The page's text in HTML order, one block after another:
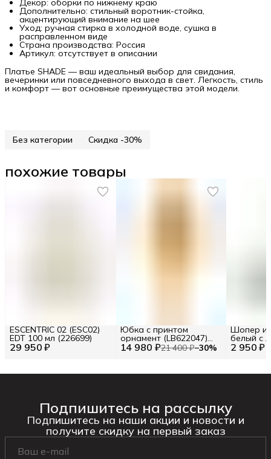
Декор: оборки по нижнему краю
Дополнительно: стильный воротник-стойка,
акцентирующий внимание на шее
Уход: ручная стирка в холодной воде, сушка в
расправленном виде
Страна производства: Россия
Артикул: отсутствует в описании
Платье SHADE — ваш идеальный выбор для свидания,
вечеринки или повседневного выхода в свет. Легкость, стиль
и комфорт — вот основные преимущества этой модели.
Без категории Скидка -30%
похожие товары
29 950 ₽
ESCENTRIC 02 (ESC02)
EDT 100 мл (226699)
14 980 ₽21 400 ₽−30%
Юбка с принтом
орнамент (LB622047)
Размер S (INT) Цв. 2 950 ₽
Шопер из
белый с
BA23-06
Подпишитесь на рассылку
Подпишитесь на наши акции и новости и
получите скидку на первый заказ